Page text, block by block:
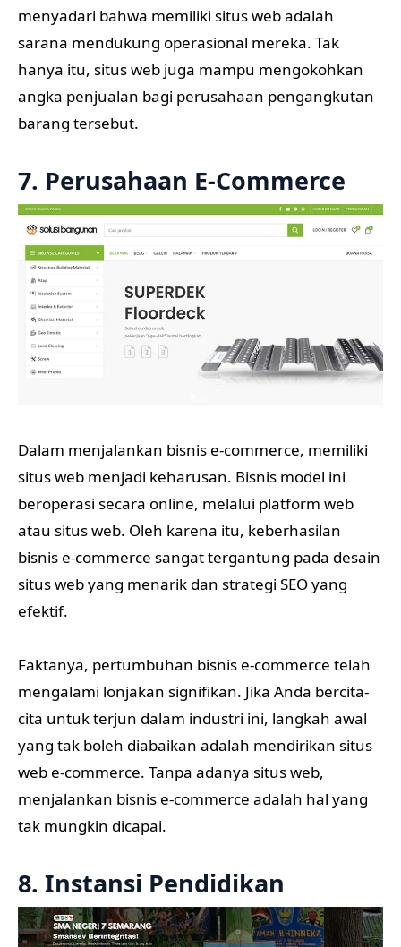
menyadari bahwa memiliki situs web adalah
sarana mendukung operasional mereka. Tak
hanya itu, situs web juga mampu mengokohkan
angka penjualan bagi perusahaan pengangkutan
barang tersebut.
7. Perusahaan E-Commerce
Dalam menjalankan bisnis e-commerce, memiliki
situs web menjadi keharusan. Bisnis model ini
beroperasi secara online, melalui platform web
atau situs web. Oleh karena itu, keberhasilan
bisnis e-commerce sangat tergantung pada desain
situs web yang menarik dan strategi SEO yang
efektif.
Faktanya, pertumbuhan bisnis e-commerce telah
mengalami lonjakan signifikan. Jika Anda bercita-
cita untuk terjun dalam industri ini, langkah awal
yang tak boleh diabaikan adalah mendirikan situs
web e-commerce. Tanpa adanya situs web,
menjalankan bisnis e-commerce adalah hal yang
tak mungkin dicapai.
8. Instansi Pendidikan